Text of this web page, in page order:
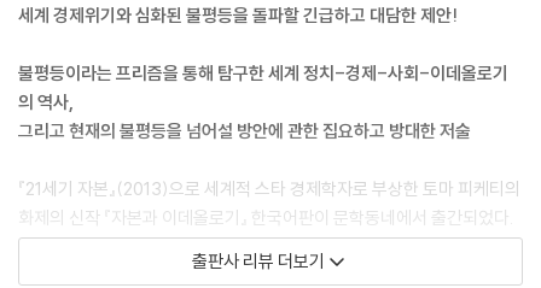
세계 경제위기와 심화된 불평등을 돌파할 긴급하고 대담한 제안!
불평등이라는 프리즘을 통해 탐구한 세계 정치-경제-사회-이데올로기
의 역사,
그리고 현재의 불평등을 넘어설 방안에 관한 집요하고 방대한 저술
『21세기 자본』(2013)으로 세계적 스타 경제학자로 부상한 토마 피케티의
화제의 신작 『자본과 이데올로기』 한국어판이 문학동네에서 출간되었다.
프랑스어 원전을 저본으로 삼았으며, 전체 분량은 『21세기 자본』보다 약 5
00쪽 늘어난 1300쪽이다. 『자본과 이데올로기』는 21세기 현재 전 세계가
출판사 리뷰 더보기